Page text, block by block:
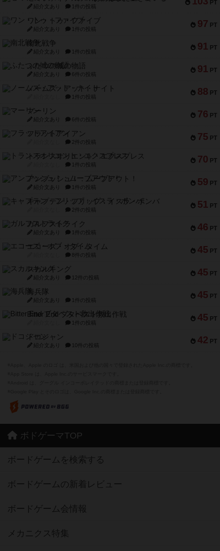
PT
紹介文あり 1件の投稿
97 PT
ワン・トゥ・ファイブ
紹介文あり 1件の投稿
91 PT
南北戦争
紹介文あり 1件の投稿
91 PT
ふたつの城の物語
紹介文あり 6件の投稿
88 PT
ノームズ・アット・ナイト
1件の投稿
76 PT
マーリン
紹介文あり 6件の投稿
75 PT
フラットアイアン
2件の投稿
70 PT
トランスオリエント・エクスプレス
1件の投稿
59 PT
アンブッシュ！：ムーブアウト！
紹介文あり 1件の投稿
51 PT
キャプテン・フリップ：イスラ・ボンバ
2件の投稿
46 PT
ガルフストライク
紹介文あり 1件の投稿
45 PT
エコーズ・オブ・タイム
8件の投稿
45 PT
スカルキング
紹介文あり 12件の投稿
45 PT
海兵隊
紹介文あり 1件の投稿
45 PT
Bitter End ブタペスト救出作戦
1件の投稿
42 PT
ドコジャン
紹介文あり 10件の投稿
ボドゲーマTOP
ボードゲームを検索する
ボードゲームの新着レビュー
ボードゲーム会情報
メカニクス特集